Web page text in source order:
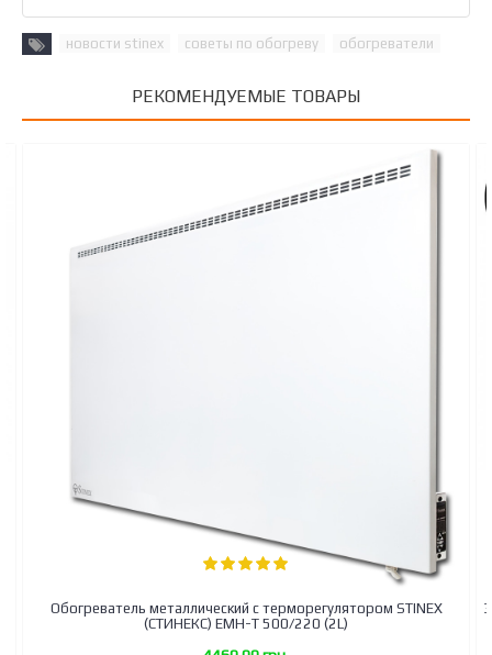
новости stinex советы по обогреву обогреватели
РЕКОМЕНДУЕМЫЕ ТОВАРЫ
Электроконвектор с WI-FI металлический - с
STINEX (СТИНЕКС) PL-T 700-1400/220 White